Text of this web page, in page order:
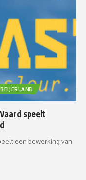
speelt
een bewerking van